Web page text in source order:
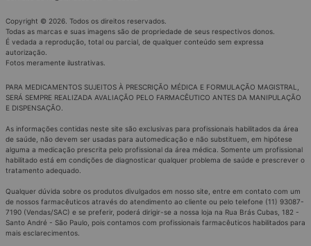
Copyright © 2026. Todos os direitos reservados.
Todas as marcas e suas imagens são de propriedade de seus respectivos donos.
É vedada a reprodução, total ou parcial, de qualquer conteúdo sem expressa
autorização.
Fotos meramente ilustrativas.
PARA MEDICAMENTOS SUJEITOS À PRESCRIÇÃO MÉDICA E FORMULAÇÃO MAGISTRAL,
SERÁ SEMPRE REALIZADA AVALIAÇÃO PELO FARMACÊUTICO ANTES DA MANIPULAÇÃO
E DISPENSAÇÃO.
As informações contidas neste site são exclusivas para profissionais habilitados da área
de saúde, não devem ser usadas para automedicação e não substituem, em hipótese
alguma a medicação prescrita pelo profissional da área médica. Somente um profissional
habilitado está em condições de diagnosticar qualquer problema de saúde e prescrever o
tratamento adequado.
Qualquer dúvida sobre os produtos divulgados em nosso site, entre em contato com um
de nossos farmacêuticos através do atendimento ao cliente ou pelo telefone (11) 93087-
7190 (Vendas/SAC) e se preferir, poderá dirigir-se a nossa loja na Rua Brás Cubas, 182 -
Santo André - São Paulo, pois contamos com profissionais farmacêuticos habilitados para
mais esclarecimentos.